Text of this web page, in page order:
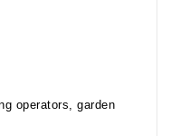
operators, garden